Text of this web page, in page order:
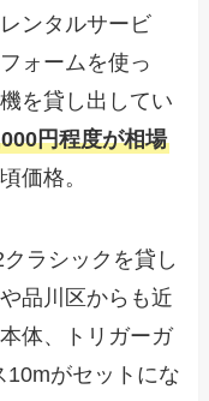
ンタルサービ
ォームを使っ
を貸し出してい
円程度が相場
価格。
ラシックを貸し
品川区からも近
体、トリガーガ
10mがセットにな